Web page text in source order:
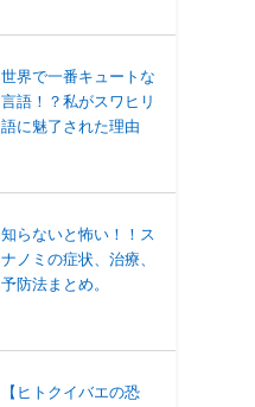
世界で一番キュートな
言語！？私がスワヒリ
語に魅了された理由
知らないと怖い！！ス
ナノミの症状、治療、
予防法まとめ。
【ヒトクイバエの恐